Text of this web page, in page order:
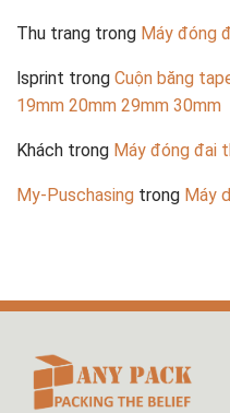
Thu trang trong Máy đóng
lsprint trong Cuộn băng
19mm 20mm 29mm 30mm
Khách trong Máy đóng đai
My-Puschasing trong Máy